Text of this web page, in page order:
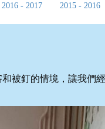
2016 - 2017 2015 - 2016
被釘的情境，讓我們